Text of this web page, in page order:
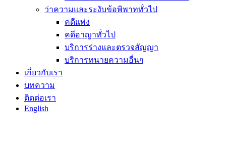
ว่าความและระงับข้อพิพาททั่วไป
คดีแพ่ง
คดีอาญาทั่วไป
บริการร่างและตรวจสัญญา
บริการทนายความอื่นๆ
เกี่ยวกับเรา
บทความ
ติดต่อเรา
English